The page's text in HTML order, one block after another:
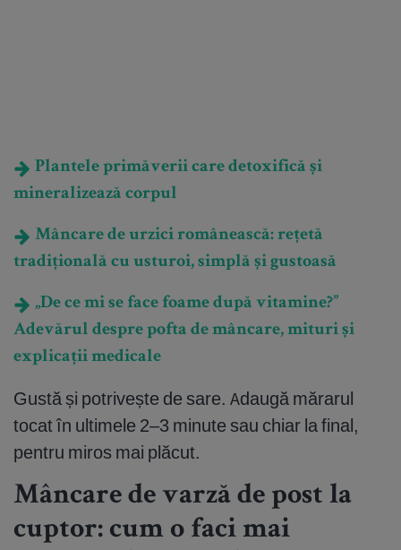
Plantele primăverii care detoxifică și
mineralizează corpul
Mâncare de urzici românească: rețetă
tradițională cu usturoi, simplă și gustoasă
„De ce mi se face foame după vitamine?”
Adevărul despre pofta de mâncare, mituri și
explicații medicale
Gustă și potrivește de sare. Adaugă mărarul
tocat în ultimele 2–3 minute sau chiar la final,
pentru miros mai plăcut.
Mâncare de varză de post la
cuptor: cum o faci mai